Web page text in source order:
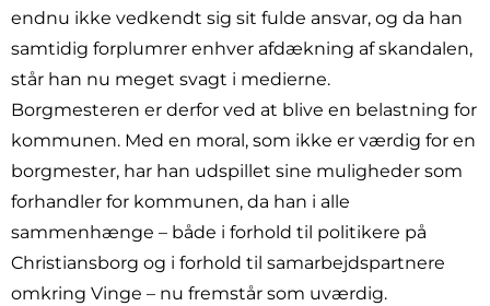
endnu ikke vedkendt sig sit fulde ansvar, og da han
samtidig forplumrer enhver afdækning af skandalen,
står han nu meget svagt i medierne.
Borgmesteren er derfor ved at blive en belastning for
kommunen. Med en moral, som ikke er værdig for en
borgmester, har han udspillet sine muligheder som
forhandler for kommunen, da han i alle
sammenhænge – både i forhold til politikere på
Christiansborg og i forhold til samarbejdspartnere
omkring Vinge – nu fremstår som uværdig.